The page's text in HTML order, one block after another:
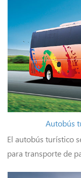
Autobús
El autobús turístico
para transporte de